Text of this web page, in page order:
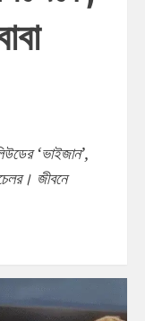
‘ভাইজান’,
জীবনে